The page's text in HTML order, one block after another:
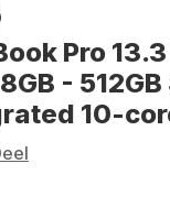
Pro
- 512GB
10-